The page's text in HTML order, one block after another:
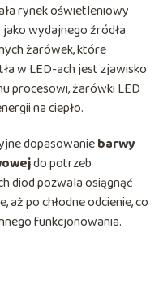
rynek oświetleniowy
jako wydajnego źródła
żarówek, które
w LED-ach jest zjawisko
procesowi, żarówki LED
na ciepło.
dopasowaniebarwy
do potrzeb
diod pozwala osiągnąć
aż po chłodne odcienie, co
funkcjonowania.